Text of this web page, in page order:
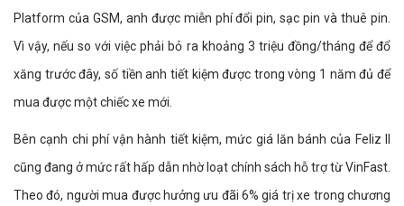
Platform của GSM, anh được miễn phí đổi pin, sạc pin và thuê pin.
Vì vậy, nếu so với việc phải bỏ ra khoảng 3 triệu đồng/tháng để đổ
xăng trước đây, số tiền anh tiết kiệm được trong vòng 1 năm đủ để
mua được một chiếc xe mới.
Bên cạnh chi phí vận hành tiết kiệm, mức giá lăn bánh của Feliz II
cũng đang ở mức rất hấp dẫn nhờ loạt chính sách hỗ trợ từ VinFast.
Theo đó, người mua được hưởng ưu đãi 6% giá trị xe trong chương